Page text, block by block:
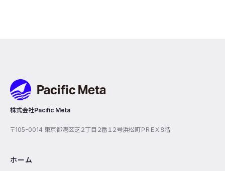
株式会社Pacific Meta
〒105-0014 東京都港区芝２丁目２番１２号浜松町ＰＲＥＸ８階
ホーム